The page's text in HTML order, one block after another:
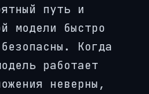
путь и
модели быстро
Когда
работает
неверны,